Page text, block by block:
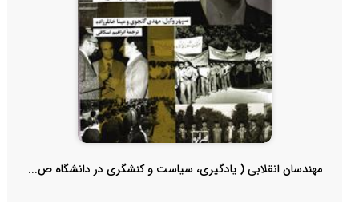
مهندسان انقلابی ( یادگیری، سیاست و کنشگری در دانشگاه ص...